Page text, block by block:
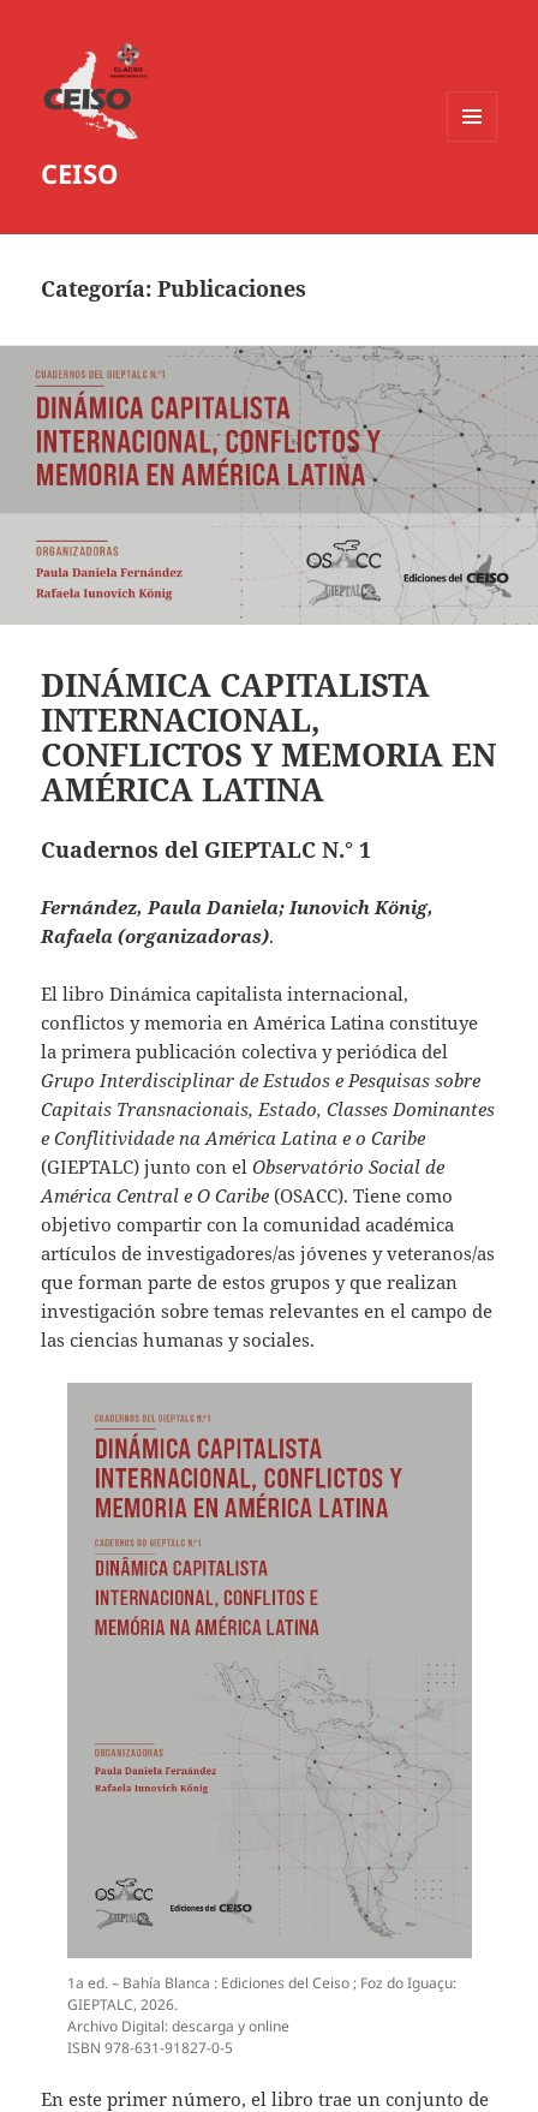
CEISO
Categoría:Publicaciones
DINÁMICA CAPITALISTA
INTERNACIONAL,
CONFLICTOS Y MEMORIA EN
AMÉRICA LATINA
Cuadernos del GIEPTALC N.° 1
Fernández, Paula Daniela; Iunovich König,
Rafaela (organizadoras).
El libro Dinámica capitalista internacional,
conflictos y memoria en América Latina constituye
la primera publicación colectiva y periódica del
Grupo Interdisciplinar de Estudos e Pesquisas sobre
Capitais Transnacionais, Estado, Classes Dominantes
e Conflitividade na América Latina e o Caribe
(GIEPTALC) junto con elObservatório Social de
América Central e O Caribe (OSACC). Tiene como
objetivo compartir con la comunidad académica
artículos de investigadores/as jóvenes y veteranos/as
que forman parte de estos grupos y que realizan
investigación sobre temas relevantes en el campo de
las ciencias humanas y sociales.
1a ed. – Bahía Blanca : Ediciones del Ceiso ; Foz do Iguaçu:
GIEPTALC, 2026.
Archivo Digital: descarga y online
ISBN 978-631-91827-0-5
En este primer número, el libro trae un conjunto de